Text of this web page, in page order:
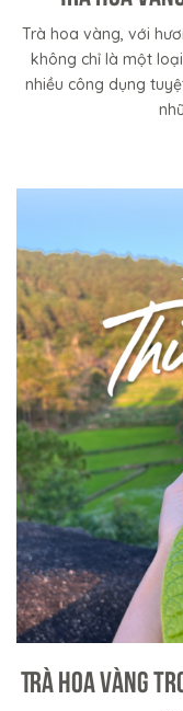
Trà hoa vàng, với
không chỉ là một
nhiều công dụng
Trà hoa vàng